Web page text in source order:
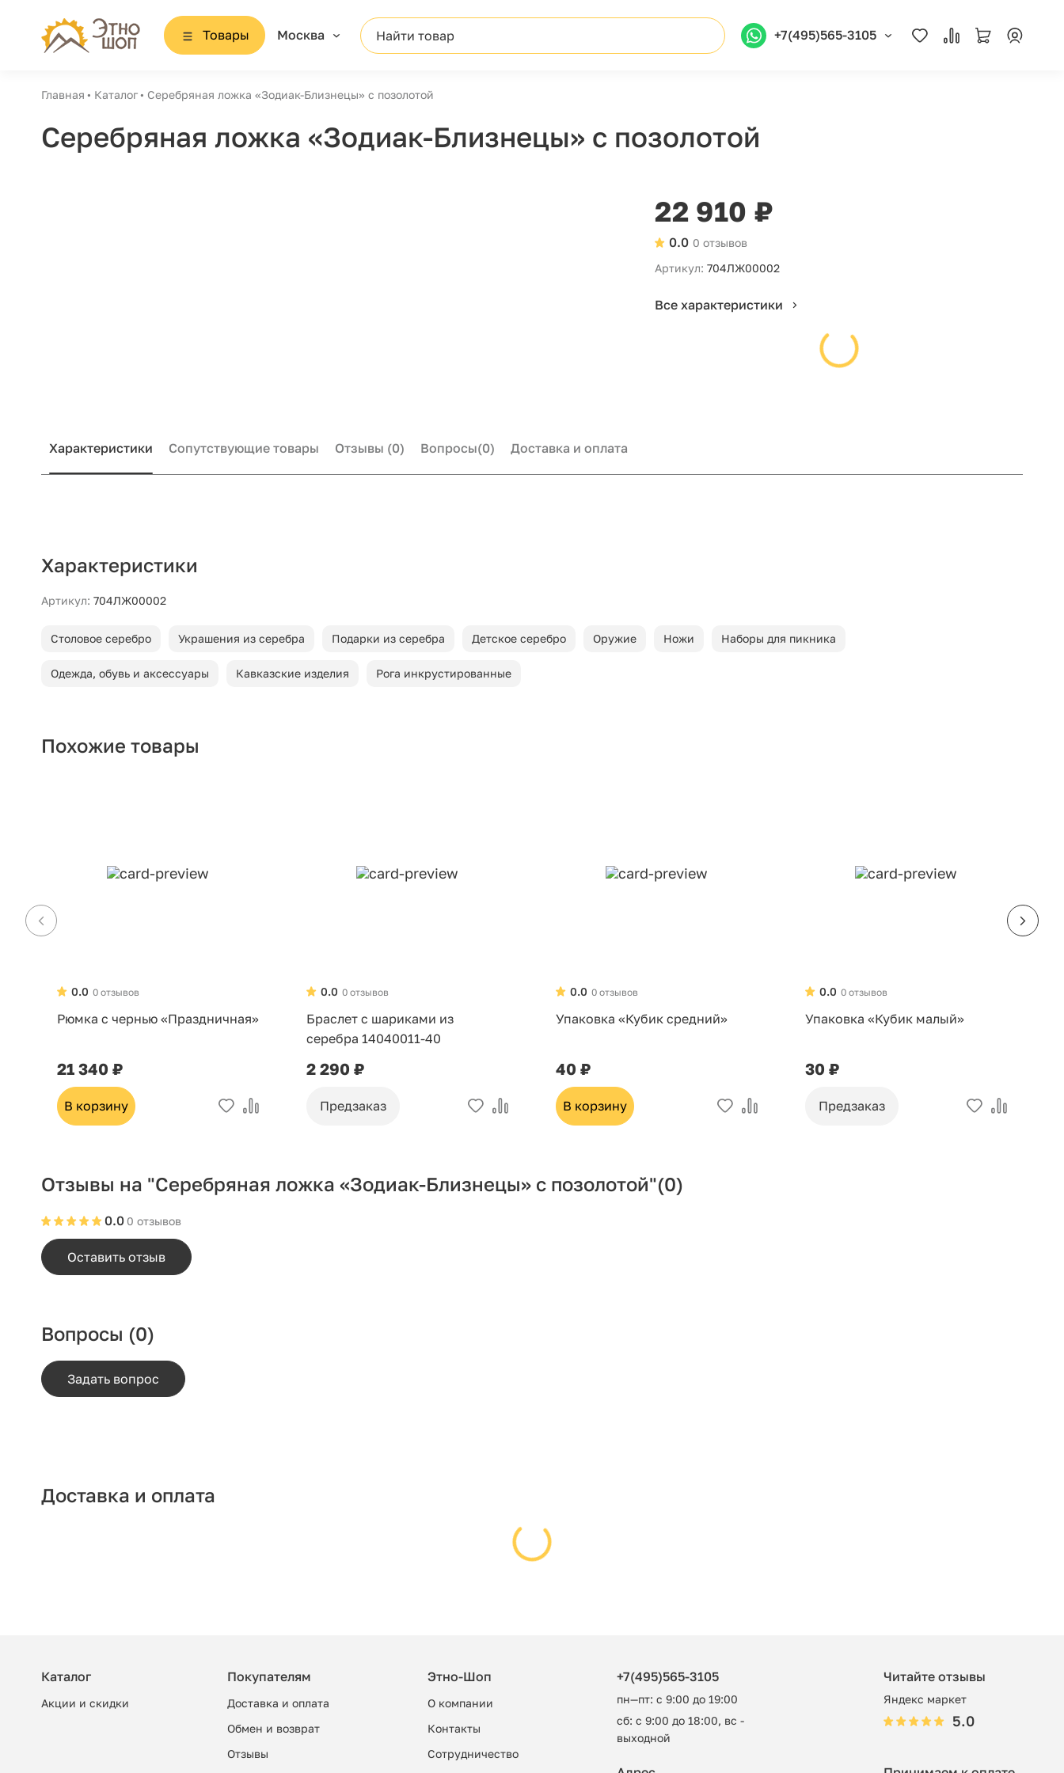
Товары Москва Найти товар +7(495)565-3105
Главная Каталог Серебряная ложка «Зодиак-Близнецы» с позолотой
Серебряная ложка «Зодиак-Близнецы» с позолотой
22 910 ₽
0 отзывов
0.0
Артикул: 704ЛЖ00002
Все характеристики
Характеристики Сопутствующие товары Отзывы (0) Вопросы(0) Доставка и оплата
Характеристики
Артикул: 704ЛЖ00002
Столовое серебро Украшения из серебра Подарки из серебра Детское серебро Оружие Ножи Наборы для пикника
Одежда, обувь и аксессуары Кавказские изделия Рога инкрустированные
Похожие товары
0 отзывов
0.0
Рюмка с чернью «Праздничная»
21 340 ₽
В корзину
0 отзывов
0.0
Браслет с шариками из
серебра 14040011-40
2 290 ₽
Предзаказ
0 отзывов
0.0
Упаковка «Кубик средний»
40 ₽
В корзину
0 отзывов
0.0
Упаковка «Кубик малый»
30 ₽
Предзаказ
Отзывы на "Серебряная ложка «Зодиак-Близнецы» с позолотой"(0)
0 отзывов
0.0
Оставить отзыв
Вопросы (0)
Задать вопрос
Доставка и оплата
Каталог
Акции и скидки
Покупателям
Доставка и оплата
Обмен и возврат
Отзывы
Этно-Шоп
О компании
Контакты
Сотрудничество
+7(495)565-3105
пн—пт: с 9:00 до 19:00
сб: с 9:00 до 18:00, вс -
выходной
Читайте отзывы
Яндекс маркет
5.0